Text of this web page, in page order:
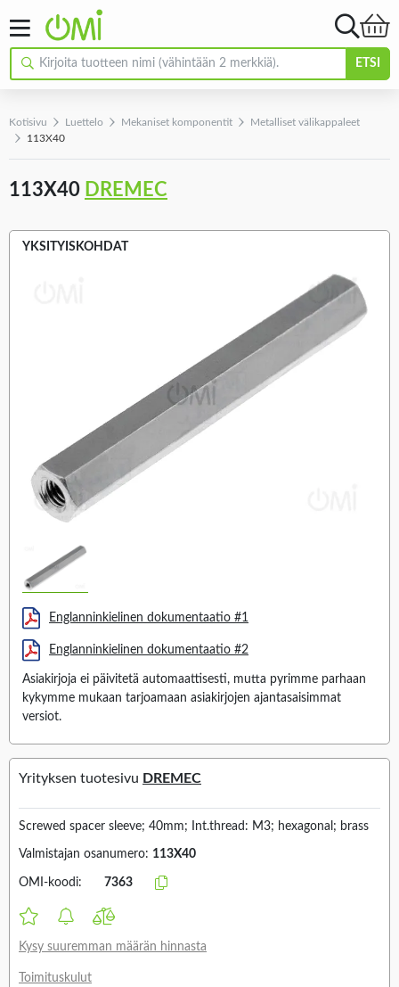
ETSI
Kotisivu Luettelo Mekaniset komponentit
Metalliset välikappaleet
113X40
113X40 DREMEC
YKSITYISKOHDAT
Englanninkielinen dokumentaatio #1
Englanninkielinen dokumentaatio #2
Asiakirjoja ei päivitetä automaattisesti, mutta pyrimme parhaan
kykymme mukaan tarjoamaan asiakirjojen ajantasaisimmat
versiot.
Yrityksen tuotesivu DREMEC
Screwed spacer sleeve; 40mm; Int.thread: M3; hexagonal; brass
Valmistajan osanumero: 113X40
OMI-koodi: 7363
Kysy suuremman määrän hinnasta
Toimituskulut